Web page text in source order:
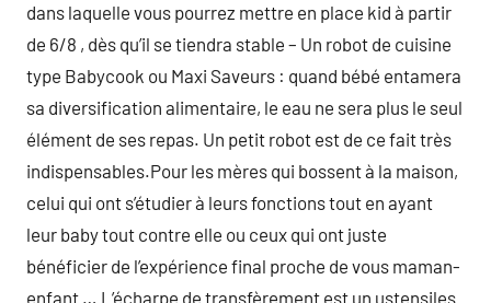
dans laquelle vous pourrez mettre en place kid à partir
de 6/8 , dès qu’il se tiendra stable – Un robot de cuisine
type Babycook ou Maxi Saveurs : quand bébé entamera
sa diversification alimentaire, le eau ne sera plus le seul
élément de ses repas. Un petit robot est de ce fait très
indispensables.Pour les mères qui bossent à la maison,
celui qui ont s’étudier à leurs fonctions tout en ayant
leur baby tout contre elle ou ceux qui ont juste
bénéficier de l’expérience final proche de vous maman-
enfant … L’écharpe de transfèrement est un ustensiles